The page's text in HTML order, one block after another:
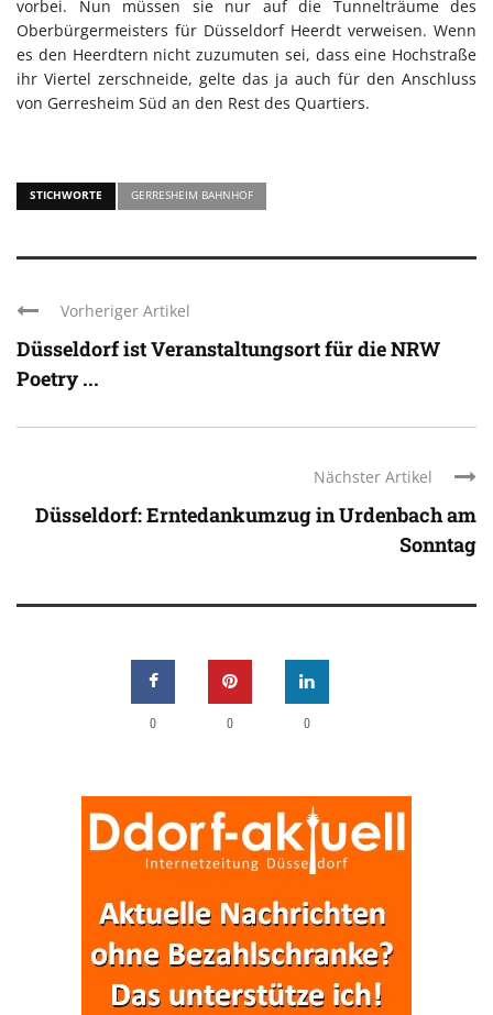
vorbei. Nun müssen sie nur auf die Tunnelträume des
Oberbürgermeisters für Düsseldorf Heerdt verweisen. Wenn
es den Heerdtern nicht zuzumuten sei, dass eine Hochstraße
ihr Viertel zerschneide, gelte das ja auch für den Anschluss
von Gerresheim Süd an den Rest des Quartiers.
STICHWORTE GERRESHEIM BAHNHOF
Vorheriger Artikel
Düsseldorf ist Veranstaltungsort für die NRW
Poetry ...
Nächster Artikel
Düsseldorf: Erntedankumzug in Urdenbach am
Sonntag
0 0 0